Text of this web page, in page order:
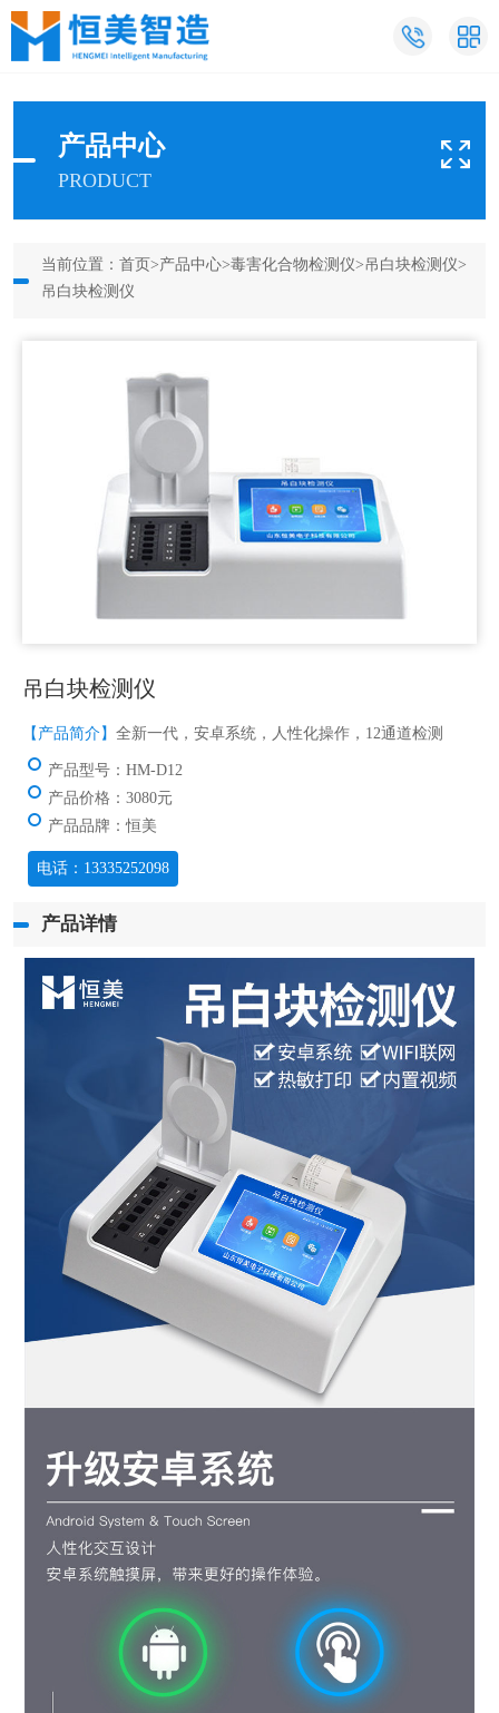
产品中心
PRODUCT
当前位置： 首页 >产品中心>毒害化合物检测仪>吊白块检测仪>
吊白块检测仪
吊白块检测仪
【产品简介】 全新一代，安卓系统，人性化操作，12通道检测
产品型号：HM-D12
产品价格：3080元
产品品牌：恒美
电话：13335252098
产品详情